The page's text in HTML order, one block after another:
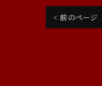
< 前のページ